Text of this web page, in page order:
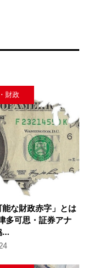
財政
能な財政赤字」とは
可思・証券アナ
...